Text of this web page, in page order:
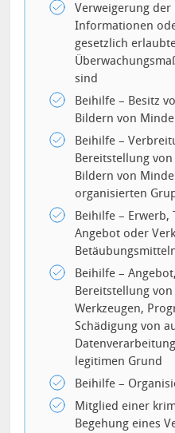
Verweigerung der
Informationen
gesetzlich
sind
Beihilfe – Besitz
Bildern von
Beihilfe –
Bereitstellung
Bildern von
organisierten
Beihilfe – Erwerb,
Angebot oder
Beihilfe –
Bereitstellung
Werkzeugen,
Schädigung von
legitimen Grund
Beihilfe –
Mitglied einer
Begehung eines